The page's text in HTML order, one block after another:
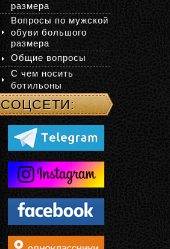
размера
Вопросы по мужской
обуви большого
размера
Общие вопросы
С чем носить
ботильоны
СОЦСЕТИ: